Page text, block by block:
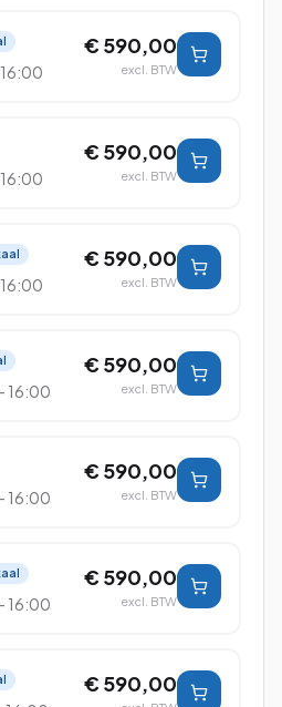
€ 590,00
excl. BTW
€ 590,00
excl. BTW
€ 590,00
excl. BTW
16:00
€ 590,00
excl. BTW
16:00
€ 590,00
excl. BTW
16:00
€ 590,00
excl. BTW
€ 590,00